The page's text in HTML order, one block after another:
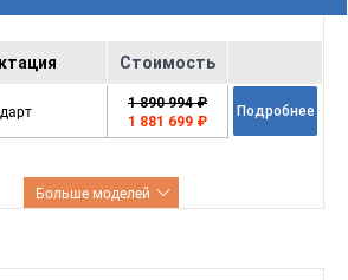
Стоимость
1 890 994 ₽
1 881 699 ₽
Подробнее
Больше моделей